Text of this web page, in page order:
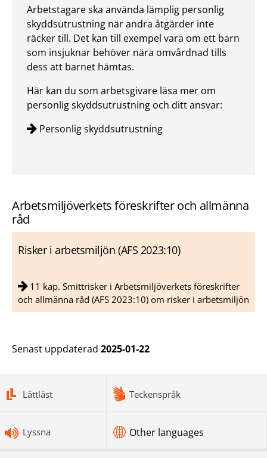
Arbetstagare ska använda lämplig personlig
skyddsutrustning när andra åtgärder inte
räcker till. Det kan till exempel vara om ett barn
som insjuknar behöver nära omvårdnad tills
dess att barnet hämtas.
Här kan du som arbetsgivare läsa mer om
personlig skyddsutrustning och ditt ansvar:
Personlig skyddsutrustning
Arbetsmiljöverkets föreskrifter och allmänna
råd
Risker i arbetsmiljön (AFS 2023:10)
11 kap. Smittrisker i Arbetsmiljöverkets föreskrifter
och allmänna råd (AFS 2023:10) om risker i arbetsmiljön
Senast uppdaterad 2025-01-22
Lättläst Teckenspråk
Lyssna Other languages